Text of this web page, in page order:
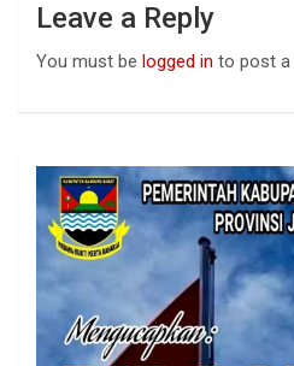
Leave a Reply
You must be logged in to post a